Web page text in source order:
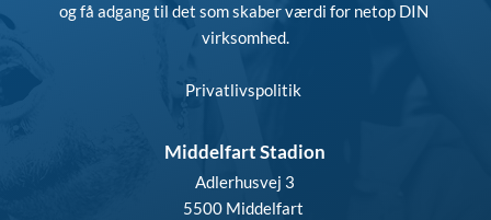
og få adgang til det som skaber værdi for netop DIN
virksomhed.
Privatlivspolitik
Middelfart Stadion
Adlerhusvej 3
5500 Middelfart